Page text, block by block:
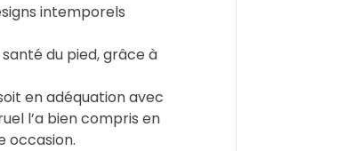
intemporels
du pied, grâce à
en adéquation avec
l’a bien compris en
occasion.